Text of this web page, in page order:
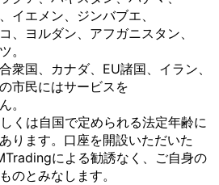
イエメン、 ジンバブエ、
、 ヨルダン、 アフガニスタン、
。
衆国、 カナダ、 EU諸国、 イラン、
市民にはサービスを
。
しくは自国で定められる法定年齢に
あります。 口座を開設いただいた
による勧誘なく、 ご自身の
ものとみなします。